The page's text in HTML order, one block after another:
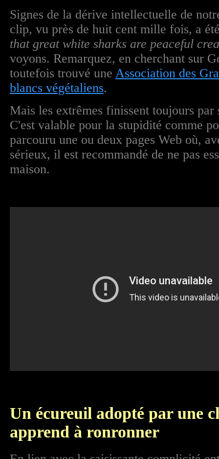
Signes de la dérive intellectuelle de
clip, vu près de huit cent mille fois, a
that great white sharks are peaceful
voyons. Remarquez, en cherchant sur
toutefois trouvé une Association des
blancs végétaliens.
Mais les extrêmes finissent toujours par
C'est valable pour la stupidité comme
parcouru une ou deux pages Web où,
sérieux, il est recommandé de ne pas
maison.
Un écureuil adopté par une
apprend à ronronner